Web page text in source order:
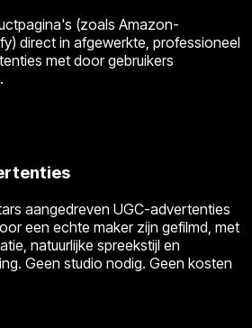
(zoals Amazon-
direct in afgewerkte, professioneel
met door gebruikers
aangedreven UGC-advertenties
een echte maker zijn gefilmd, met
natuurlijke spreekstijl en
Geen studio nodig. Geen kosten